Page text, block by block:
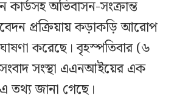
কার্ডসহ অভিবাসন-সংক্রান্ত
প্রক্রিয়ায় কড়াকড়ি আরোপ
করেছে। বৃহস্পতিবার (৬
সংস্থা এএনআইয়ের এক
তথ্য জানা গেছে।